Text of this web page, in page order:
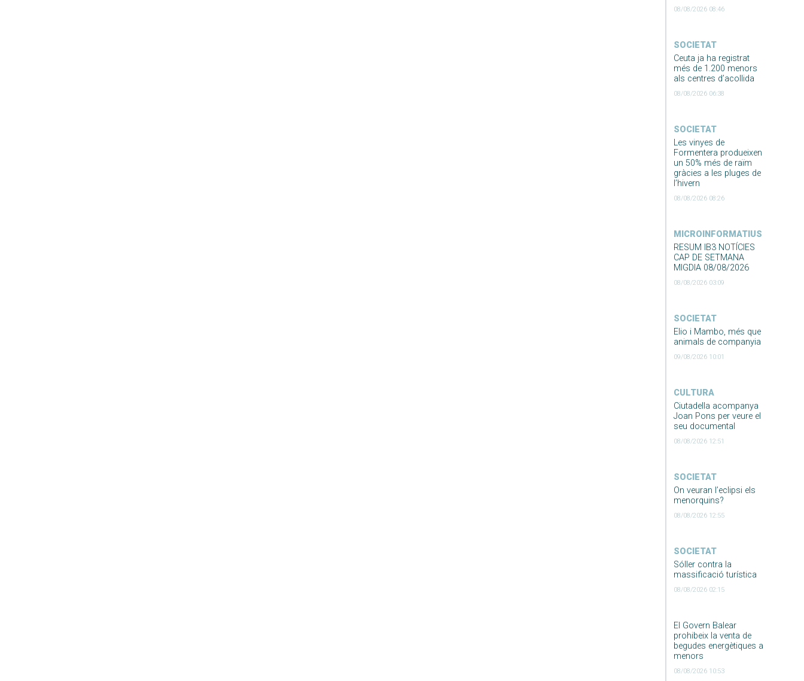
08/08/2026 08:46
SOCIETAT
Ceuta ja ha registrat
més de 1.200 menors
als centres d’acollida
08/08/2026 06:38
SOCIETAT
Les vinyes de
Formentera produeixen
un 50% més de raïm
gràcies a les pluges de
l’hivern
08/08/2026 08:26
MICROINFORMATIUS
RESUM IB3 NOTÍCIES
CAP DE SETMANA
MIGDIA 08/08/2026
08/08/2026 03:09
SOCIETAT
Elio i Mambo, més que
animals de companyia
09/08/2026 10:01
CULTURA
Ciutadella acompanya
Joan Pons per veure el
seu documental
08/08/2026 12:51
SOCIETAT
On veuran l’eclipsi els
menorquins?
08/08/2026 12:55
SOCIETAT
Sóller contra la
massificació turística
08/08/2026 02:15
El Govern Balear
prohibeix la venta de
begudes energètiques a
menors
08/08/2026 10:53